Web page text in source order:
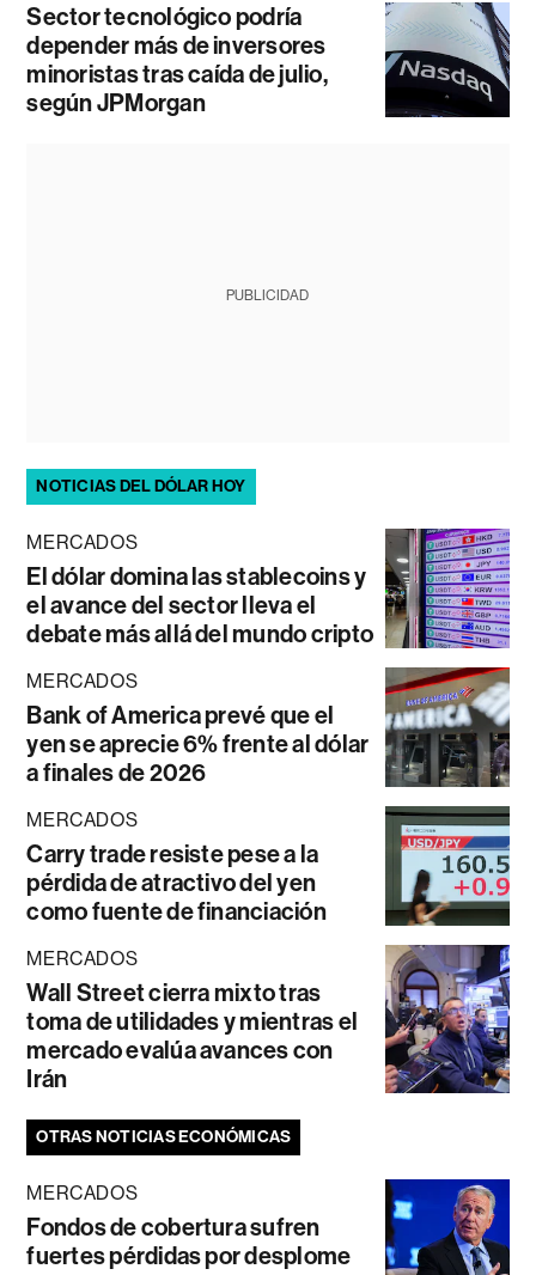
Sector tecnológico podría
depender más de inversores
minoristas tras caída de julio,
según JPMorgan
PUBLICIDAD
NOTICIAS DEL DÓLAR HOY
MERCADOS
El dólar domina las stablecoins y
el avance del sector lleva el
debate más allá del mundo cripto
MERCADOS
Bank of America prevé que el
yen se aprecie 6% frente al dólar
a finales de 2026
MERCADOS
Carry trade resiste pese a la
pérdida de atractivo del yen
como fuente de financiación
MERCADOS
Wall Street cierra mixto tras
toma de utilidades y mientras el
mercado evalúa avances con
Irán
OTRAS NOTICIAS ECONÓMICAS
MERCADOS
Fondos de cobertura sufren
fuertes pérdidas por desplome